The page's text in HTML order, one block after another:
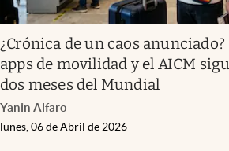
¿Crónica de un caos
apps de movilidad y el AICM
dos meses del Mundial
Yanin Alfaro
lunes, 06 de Abril de 2026